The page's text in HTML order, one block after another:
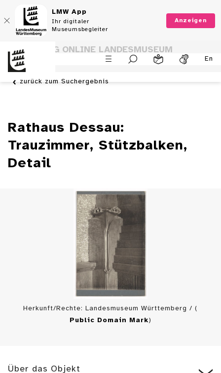
LMW App
Ihr digitaler
Museumsbegleiter
Anzeigen
En
SAMMLUNG ONLINE LANDESMUSEUM
WÜRTTEMBERG
zurück zum Suchergebnis
Rathaus Dessau:
Trauzimmer, Stützbalken,
Detail
Herkunft/Rechte: Landesmuseum Württemberg / (
Public Domain Mark)
Über das Objekt